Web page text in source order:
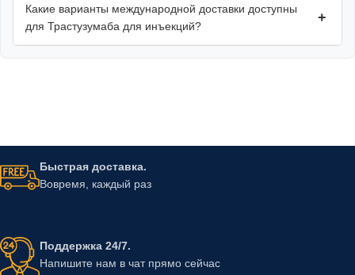
Какие варианты международной доставки доступны
для Трастузумаба для инъекций?
+
Быстрая доставка.
Вовремя, каждый раз
Поддержка 24/7.
Напишите нам в чат прямо сейчас